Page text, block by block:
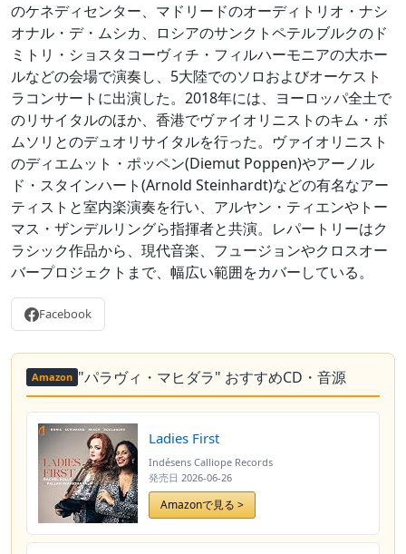
のケネディセンター、マドリードのオーディトリオ・ナシ
オナル・デ・ムシカ、ロシアのサンクトペテルブルクのド
ミトリ・ショスタコーヴィチ・フィルハーモニアの大ホー
ルなどの会場で演奏し、5大陸でのソロおよびオーケスト
ラコンサートに出演した。2018年には、ヨーロッパ全土で
のリサイタルのほか、香港でヴァイオリニストのキム・ボ
ムソリとのデュオリサイタルを行った。ヴァイオリニスト
のディエムット・ポッペン(Diemut Poppen)やアーノル
ド・スタインハート(Arnold Steinhardt)などの有名なアー
ティストと室内楽演奏を行い、アルヤン・ティエンやトー
マス・ザンデルリングら指揮者と共演。レパートリーはク
ラシック作品から、現代音楽、フュージョンやクロスオー
バープロジェクトまで、幅広い範囲をカバーしている。
Facebook
Amazon "パラヴィ・マヒダラ" おすすめCD・音源
Ladies First
Indésens Calliope Records
発売日 2026-06-26
Amazonで見る >